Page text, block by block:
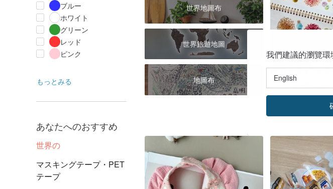
ブルー
ホワイト
グリーン
レッド
ピンク
もっとみる
あなたへのおすすめ
世界の
マスキングテープ・PET
テープ
世界地圖布
世界旅遊地圖
地圖布
泡泡裡的世界11 (日
PET) マスキングテ
フェアリー丸 Fairy
US$ 21.83
我們建議的瀏覽環